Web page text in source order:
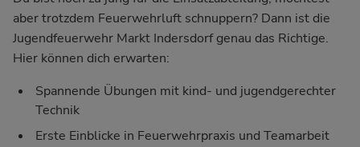
aber trotzdem Feuerwehrluft schnuppern? Dann ist die
Jugendfeuerwehr Markt Indersdorf genau das Richtige.
Hier können dich erwarten:
Spannende Übungen mit kind- und jugendgerechter
Technik
Erste Einblicke in Feuerwehrpraxis und Teamarbeit